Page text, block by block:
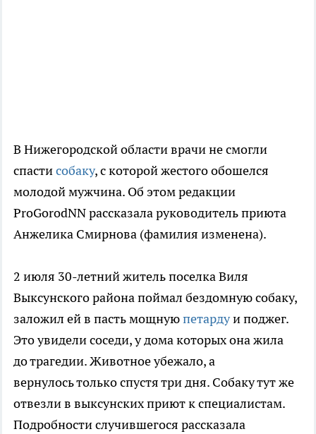
В Нижегородской области врачи не смогли
спастисобаку, с которой жестого обошелся
молодой мужчина. Об этом редакции
ProGorodNN рассказала руководитель приюта
Анжелика Смирнова (фамилия изменена).
2 июля 30-летний житель поселка Виля
Выксунского района поймал бездомную собаку,
заложил ей в пасть мощнуюпетардуи поджег.
Это увидели соседи, у дома которых она жила
до трагедии. Животное убежало, а
вернулось только спустя три дня. Собаку тут же
отвезли в выксунских приют к специалистам.
Подробности случившегося рассказала